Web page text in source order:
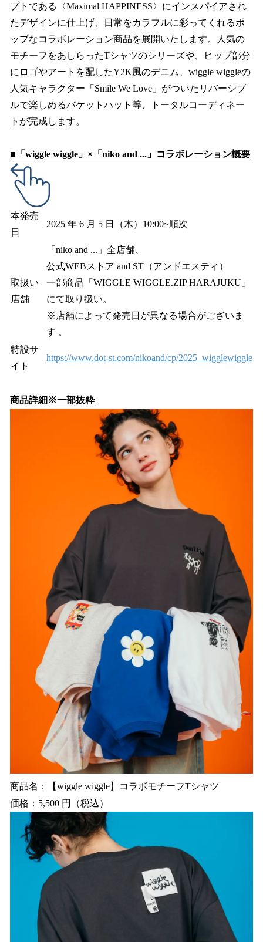
プトである〈Maximal HAPPINESS〉にインスパイアされ
たデザインに仕上げ、日常をカラフルに彩ってくれるポ
ップなコラボレーション商品を展開いたします。人気の
モチーフをあしらったTシャツのシリーズや、ヒップ部分
にロゴやアートを配したY2K風のデニム、wiggle wiggleの
人気キャラクター「Smile We Love」がついたリバーシブ
ルで楽しめるバケットハット等、トータルコーディネー
トが完成します。
■「wiggle wiggle」×「niko and ...」コラボレーション概要
本発売
日
2025 年 6 月 5 日（木）10:00~順次
取扱い
店舗
「niko and ...」全店舗、
公式WEBストア and ST（アンドエスティ）
一部商品「WIGGLE WIGGLE.ZIP HARAJUKU」
にて取り扱い。
※店舗によって発売日が異なる場合がございま
す 。
特設サ
イト
https://www.dot-st.com/nikoand/cp/2025_wigglewiggle
商品詳細※一部抜粋
商品名：【wiggle wiggle】コラボモチーフTシャツ
価格：5,500 円（税込）